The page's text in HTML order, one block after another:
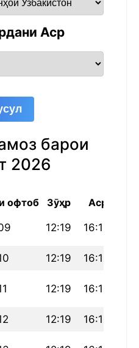
Аср
барои
2026
офтоб Зӯҳр Аср
12:19 16:14
12:19 16:14
12:19 16:13
12:19 16:13